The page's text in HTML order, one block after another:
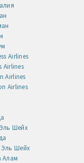
Airlines
Airlines
Airlines
Airlines
Шейх
Шейх
Алам